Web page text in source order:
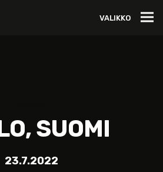
VALIKKO
SUOMI
23.7.2022